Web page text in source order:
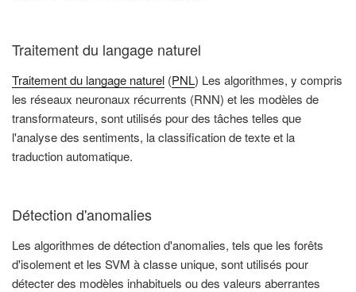
Traitement du langage naturel
Traitement du langage naturel (PNL) Les algorithmes, y compris
les réseaux neuronaux récurrents (RNN) et les modèles de
transformateurs, sont utilisés pour des tâches telles que
l'analyse des sentiments, la classification de texte et la
traduction automatique.
Détection d'anomalies
Les algorithmes de détection d'anomalies, tels que les forêts
d'isolement et les SVM à classe unique, sont utilisés pour
détecter des modèles inhabituels ou des valeurs aberrantes